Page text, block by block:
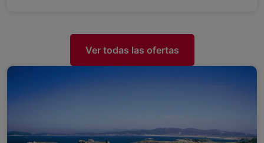
Ver todas las ofertas